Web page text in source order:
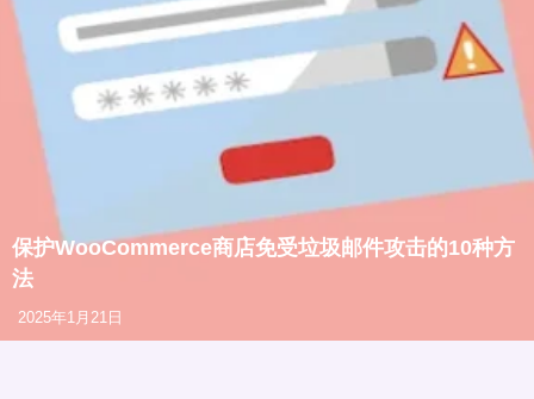
保护WooCommerce商店免受垃圾邮件攻击的10种方
法
2025年1月21日